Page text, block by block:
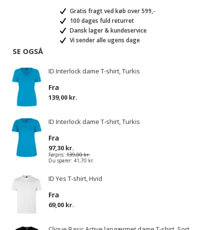
Gratis fragt ved køb over 599,-
100 dages fuld returret
Dansk lager & kundeservice
Vi sender alle ugens dage
SE OGSÅ
ID Interlock dame T-shirt, Turkis
Fra
139,00 kr.
ID Interlock dame T-shirt, Turkis
Fra
97,30 kr.
Førpris: 139,00 kr.
Du sparer: 41,70 kr.
ID Yes T-shirt, Hvid
Fra
69,00 kr.